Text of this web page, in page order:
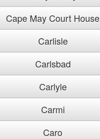
Cape May Court House
Carlisle
Carlsbad
Carlyle
Carmi
Caro